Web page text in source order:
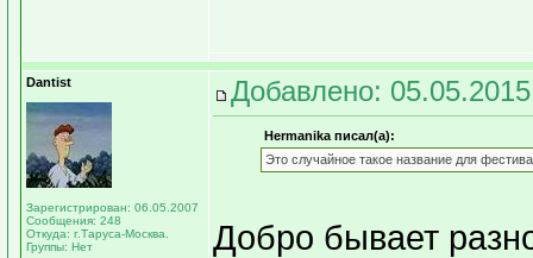
Dantist
Зарегистрирован: 06.05.2007
Сообщения: 248
Откуда: г.Таруса-Москва.
Группы: Нет
Добавлено:
Hermanika писал(а):
Это случайное такое название для
Добро бывает